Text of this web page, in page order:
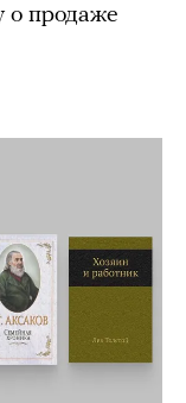
о продаже